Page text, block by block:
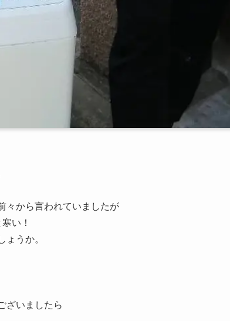
々から言われていましたが
い！
ょうか。
ざいましたら